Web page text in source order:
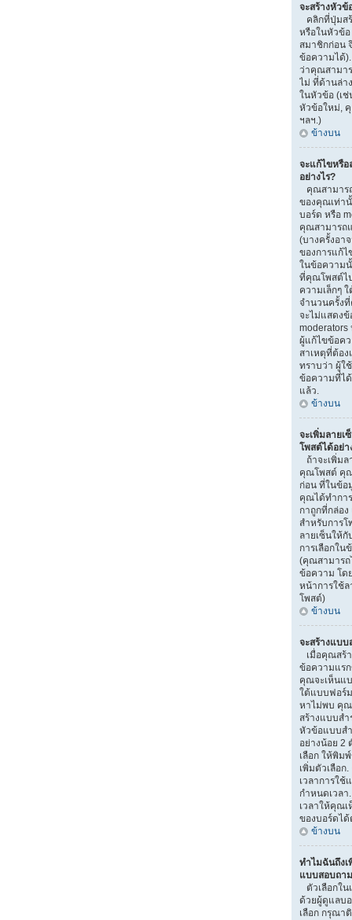
จะสร้างหัวข้
คลิกที่ปุ่มส
หรือในหัวข้
สมาชิกก่อน
ข้อความได้
ว่าคุณสามา
ไม่ ที่ด้านล่า
ในหัวข้อ (เ
หัวข้อใหม่,
ฯลฯ.)
ข้างบน
จะแก้ไขหรื
อย่างไร?
คุณสามาร
ของคุณเท่านั้
บอร์ด หรือ
คุณสามารถ
(บางครั้งอา
ของการแก้
ในข้อความ
ที่คุณโพสต์ไ
ความเล็กๆ
จำนวนครั้ง
จะไม่แสดงข้
moderators
ผู้แก้ไขข้อค
สาเหตุที่ต้อ
ทราบว่า ผู้ใ
ข้อความที่ไ
แล้ว.
ข้างบน
จะเพิ่มลาย
โพสต์ได้อย่า
ถ้าจะเพิ่ม
คุณโพสต์ คุณ
ก่อน ที่ในข้อ
คุณได้ทำกา
กาถูกที่กล่อง
สำหรับการ
ลายเซ็นให้
การเลือกใ
(คุณสามารถ
ข้อความ โด
หน้าการใช้
โพสต์)
ข้างบน
จะสร้างแบบ
เมื่อคุณสร้
ข้อความแร
คุณจะเห็นแ
ใต้แบบฟอร์
หาไม่พบ คุณ
สร้างแบบส
หัวข้อแบบสำ
อย่างน้อย 2
เลือก ให้พิม
เพิ่มตัวเลือ
เวลาการใช้
กำหนดเวลา
เวลาให้คุณเ
ของบอร์ดได้
ข้างบน
ทำไมฉันถึงเ
แบบสอบถา
ตัวเลือกใ
ด้วยผู้ดูแลบ
เลือก กรุณา